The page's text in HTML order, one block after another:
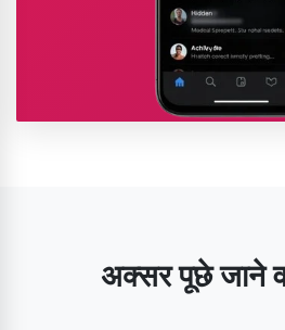
अक्सर पूछे जाने